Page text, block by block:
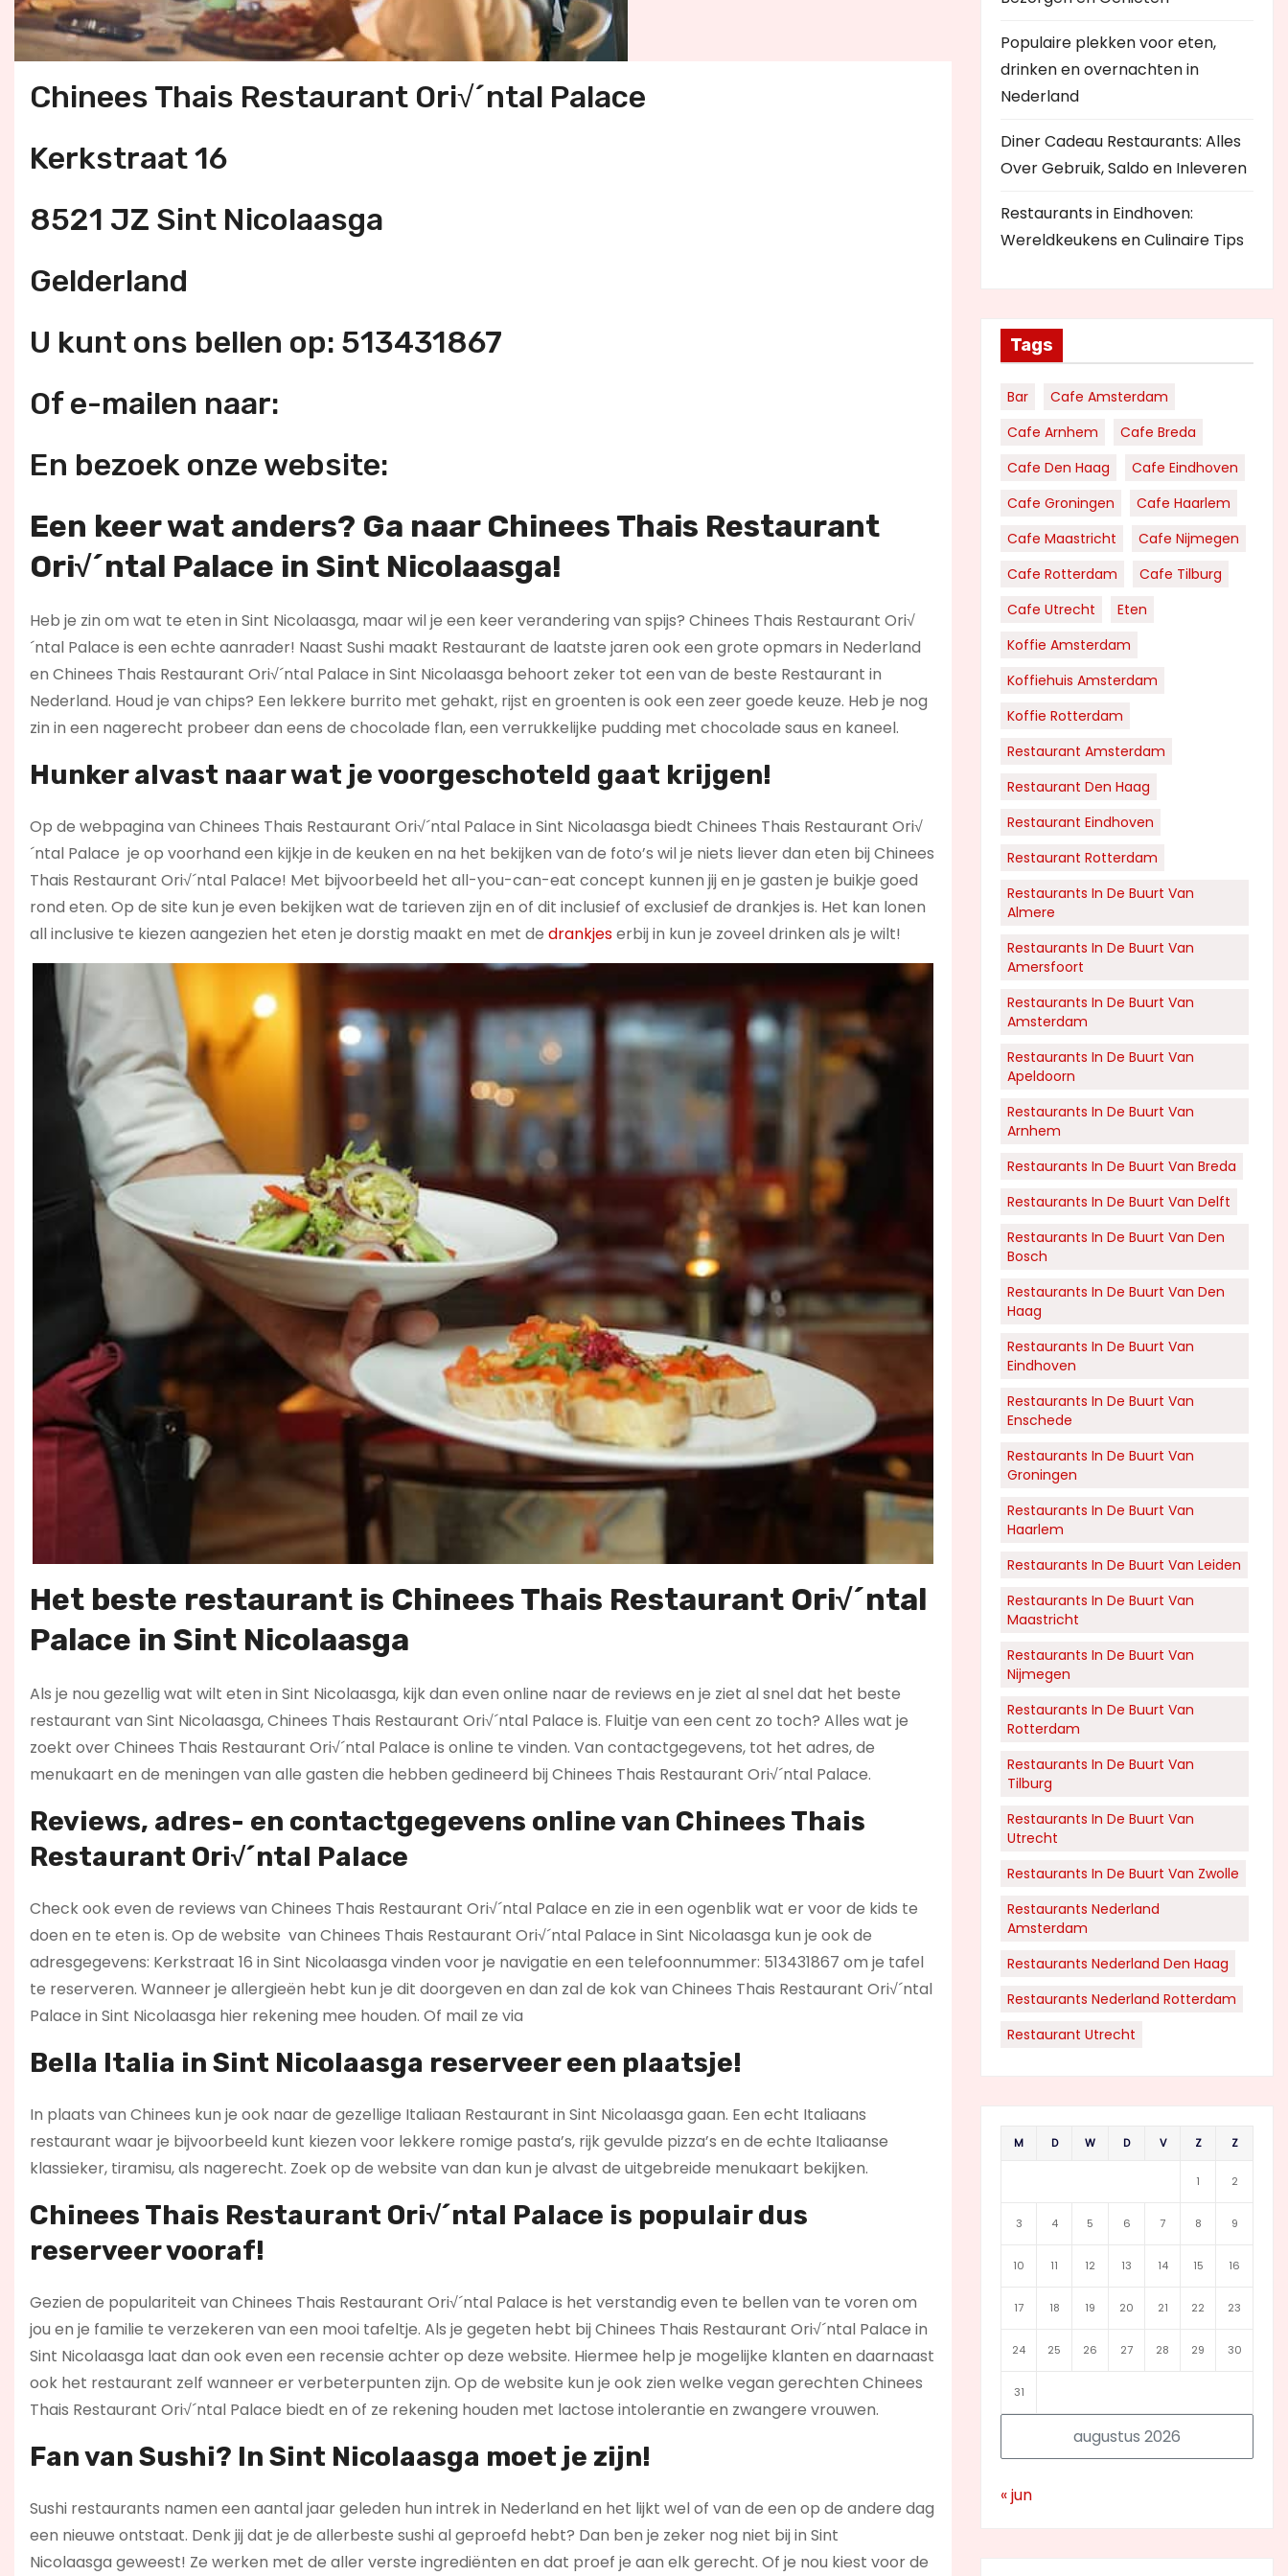
Chinees Thais Restaurant Ori√´ntal Palace
Kerkstraat 16
8521 JZ Sint Nicolaasga
Gelderland
U kunt ons bellen op: 513431867
Of e-mailen naar:
En bezoek onze website:
Een keer wat anders? Ga naar Chinees Thais Restaurant
Ori√´ntal Palace in Sint Nicolaasga!
Heb je zin om wat te eten in Sint Nicolaasga, maar wil je een keer verandering van spijs? Chinees Thais Restaurant Ori√
´ntal Palace is een echte aanrader! Naast Sushi maakt Restaurant de laatste jaren ook een grote opmars in Nederland
en Chinees Thais Restaurant Ori√´ntal Palace in Sint Nicolaasga behoort zeker tot een van de beste Restaurant in
Nederland. Houd je van chips? Een lekkere burrito met gehakt, rijst en groenten is ook een zeer goede keuze. Heb je nog
zin in een nagerecht probeer dan eens de chocolade flan, een verrukkelijke pudding met chocolade saus en kaneel.
Hunker alvast naar wat je voorgeschoteld gaat krijgen!
Op de webpagina van Chinees Thais Restaurant Ori√´ntal Palace in Sint Nicolaasga biedt Chinees Thais Restaurant Ori√
´ntal Palace je op voorhand een kijkje in de keuken en na het bekijken van de foto’s wil je niets liever dan eten bij Chinees
Thais Restaurant Ori√´ntal Palace! Met bijvoorbeeld het all-you-can-eat concept kunnen jij en je gasten je buikje goed
rond eten. Op de site kun je even bekijken wat de tarieven zijn en of dit inclusief of exclusief de drankjes is. Het kan lonen
all inclusive te kiezen aangezien het eten je dorstig maakt en met de drankjeserbij in kun je zoveel drinken als je wilt!
Het beste restaurant is Chinees Thais Restaurant Ori√´ntal
Palace in Sint Nicolaasga
Als je nou gezellig wat wilt eten in Sint Nicolaasga, kijk dan even online naar de reviews en je ziet al snel dat het beste
restaurant van Sint Nicolaasga, Chinees Thais Restaurant Ori√´ntal Palace is. Fluitje van een cent zo toch? Alles wat je
zoekt over Chinees Thais Restaurant Ori√´ntal Palace is online te vinden. Van contactgegevens, tot het adres, de
menukaart en de meningen van alle gasten die hebben gedineerd bij Chinees Thais Restaurant Ori√´ntal Palace.
Reviews, adres- en contactgegevens online van Chinees Thais
Restaurant Ori√´ntal Palace
Check ook even de reviews van Chinees Thais Restaurant Ori√´ntal Palace en zie in een ogenblik wat er voor de kids te
doen en te eten is. Op de website van Chinees Thais Restaurant Ori√´ntal Palace in Sint Nicolaasga kun je ook de
adresgegevens: Kerkstraat 16 in Sint Nicolaasga vinden voor je navigatie en een telefoonnummer: 513431867 om je tafel
te reserveren. Wanneer je allergieën hebt kun je dit doorgeven en dan zal de kok van Chinees Thais Restaurant Ori√´ntal
Palace in Sint Nicolaasga hier rekening mee houden. Of mail ze via
Bella Italia in Sint Nicolaasga reserveer een plaatsje!
In plaats van Chinees kun je ook naar de gezellige Italiaan Restaurant in Sint Nicolaasga gaan. Een echt Italiaans
restaurant waar je bijvoorbeeld kunt kiezen voor lekkere romige pasta’s, rijk gevulde pizza’s en de echte Italiaanse
klassieker, tiramisu, als nagerecht. Zoek op de website van dan kun je alvast de uitgebreide menukaart bekijken.
Chinees Thais Restaurant Ori√´ntal Palace is populair dus
reserveer vooraf!
Gezien de populariteit van Chinees Thais Restaurant Ori√´ntal Palace is het verstandig even te bellen van te voren om
jou en je familie te verzekeren van een mooi tafeltje. Als je gegeten hebt bij Chinees Thais Restaurant Ori√´ntal Palace in
Sint Nicolaasga laat dan ook even een recensie achter op deze website. Hiermee help je mogelijke klanten en daarnaast
ook het restaurant zelf wanneer er verbeterpunten zijn. Op de website kun je ook zien welke vegan gerechten Chinees
Thais Restaurant Ori√´ntal Palace biedt en of ze rekening houden met lactose intolerantie en zwangere vrouwen.
Fan van Sushi? In Sint Nicolaasga moet je zijn!
Sushi restaurants namen een aantal jaar geleden hun intrek in Nederland en het lijkt wel of van de een op de andere dag
een nieuwe ontstaat. Denk jij dat je de allerbeste sushi al geproefd hebt? Dan ben je zeker nog niet bij in Sint
Nicolaasga geweest! Ze werken met de aller verste ingrediënten en dat proef je aan elk gerecht. Of je nou kiest voor de
Populaire plekken voor eten,
drinken en overnachten in
Nederland
Diner Cadeau Restaurants: Alles
Over Gebruik, Saldo en Inleveren
Restaurants in Eindhoven:
Wereldkeukens en Culinaire Tips
Tags
Bar
Cafe Amsterdam
Cafe Arnhem
Cafe Breda
Cafe Den Haag
Cafe Eindhoven
Cafe Groningen
Cafe Haarlem
Cafe Maastricht
Cafe Nijmegen
Cafe Rotterdam
Cafe Tilburg
Cafe Utrecht
Eten
Koffie Amsterdam
Koffiehuis Amsterdam
Koffie Rotterdam
Restaurant Amsterdam
Restaurant Den Haag
Restaurant Eindhoven
Restaurant Rotterdam
Restaurants In De Buurt Van
Almere
Restaurants In De Buurt Van
Amersfoort
Restaurants In De Buurt Van
Amsterdam
Restaurants In De Buurt Van
Apeldoorn
Restaurants In De Buurt Van
Arnhem
Restaurants In De Buurt Van Breda
Restaurants In De Buurt Van Delft
Restaurants In De Buurt Van Den
Bosch
Restaurants In De Buurt Van Den
Haag
Restaurants In De Buurt Van
Eindhoven
Restaurants In De Buurt Van
Enschede
Restaurants In De Buurt Van
Groningen
Restaurants In De Buurt Van
Haarlem
Restaurants In De Buurt Van Leiden
Restaurants In De Buurt Van
Maastricht
Restaurants In De Buurt Van
Nijmegen
Restaurants In De Buurt Van
Rotterdam
Restaurants In De Buurt Van
Tilburg
Restaurants In De Buurt Van
Utrecht
Restaurants In De Buurt Van Zwolle
Restaurants Nederland
Amsterdam
Restaurants Nederland Den Haag
Restaurants Nederland Rotterdam
Restaurant Utrecht
augustus 2026
M D W D V Z Z
1 2
3 4 5 6 7 8 9
10 11 12 13 14 15 16
17 18 19 20 21 22 23
24 25 26 27 28 29 30
31
« jun